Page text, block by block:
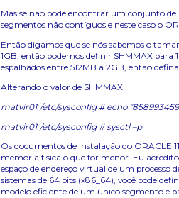
Mas se não pode encontrar um conjunto
segmentos não contíguos e neste caso o
Então digamos que se nós sabemos o
1GB, então podemos definir SHMMAX para
espalhados entre 512MB a 2GB, então
Alterando o valor de SHMMAX
matvir01:/etc/sysconfig # echo
matvir01:/etc/sysconfig # sysctl –p
Os documentos de instalação do ORACLE
memoria física o que for menor. Eu
espaço de endereço virtual de um
sistemas de 64 bits (x86_64), você pode
modelo eficiente de um único segmento e